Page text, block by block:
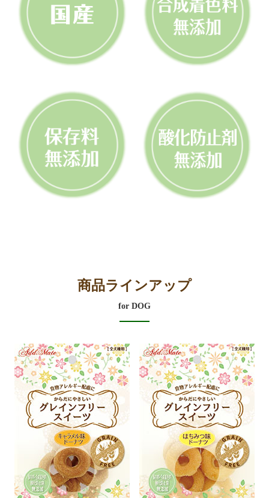
商品ラインアップ
for DOG